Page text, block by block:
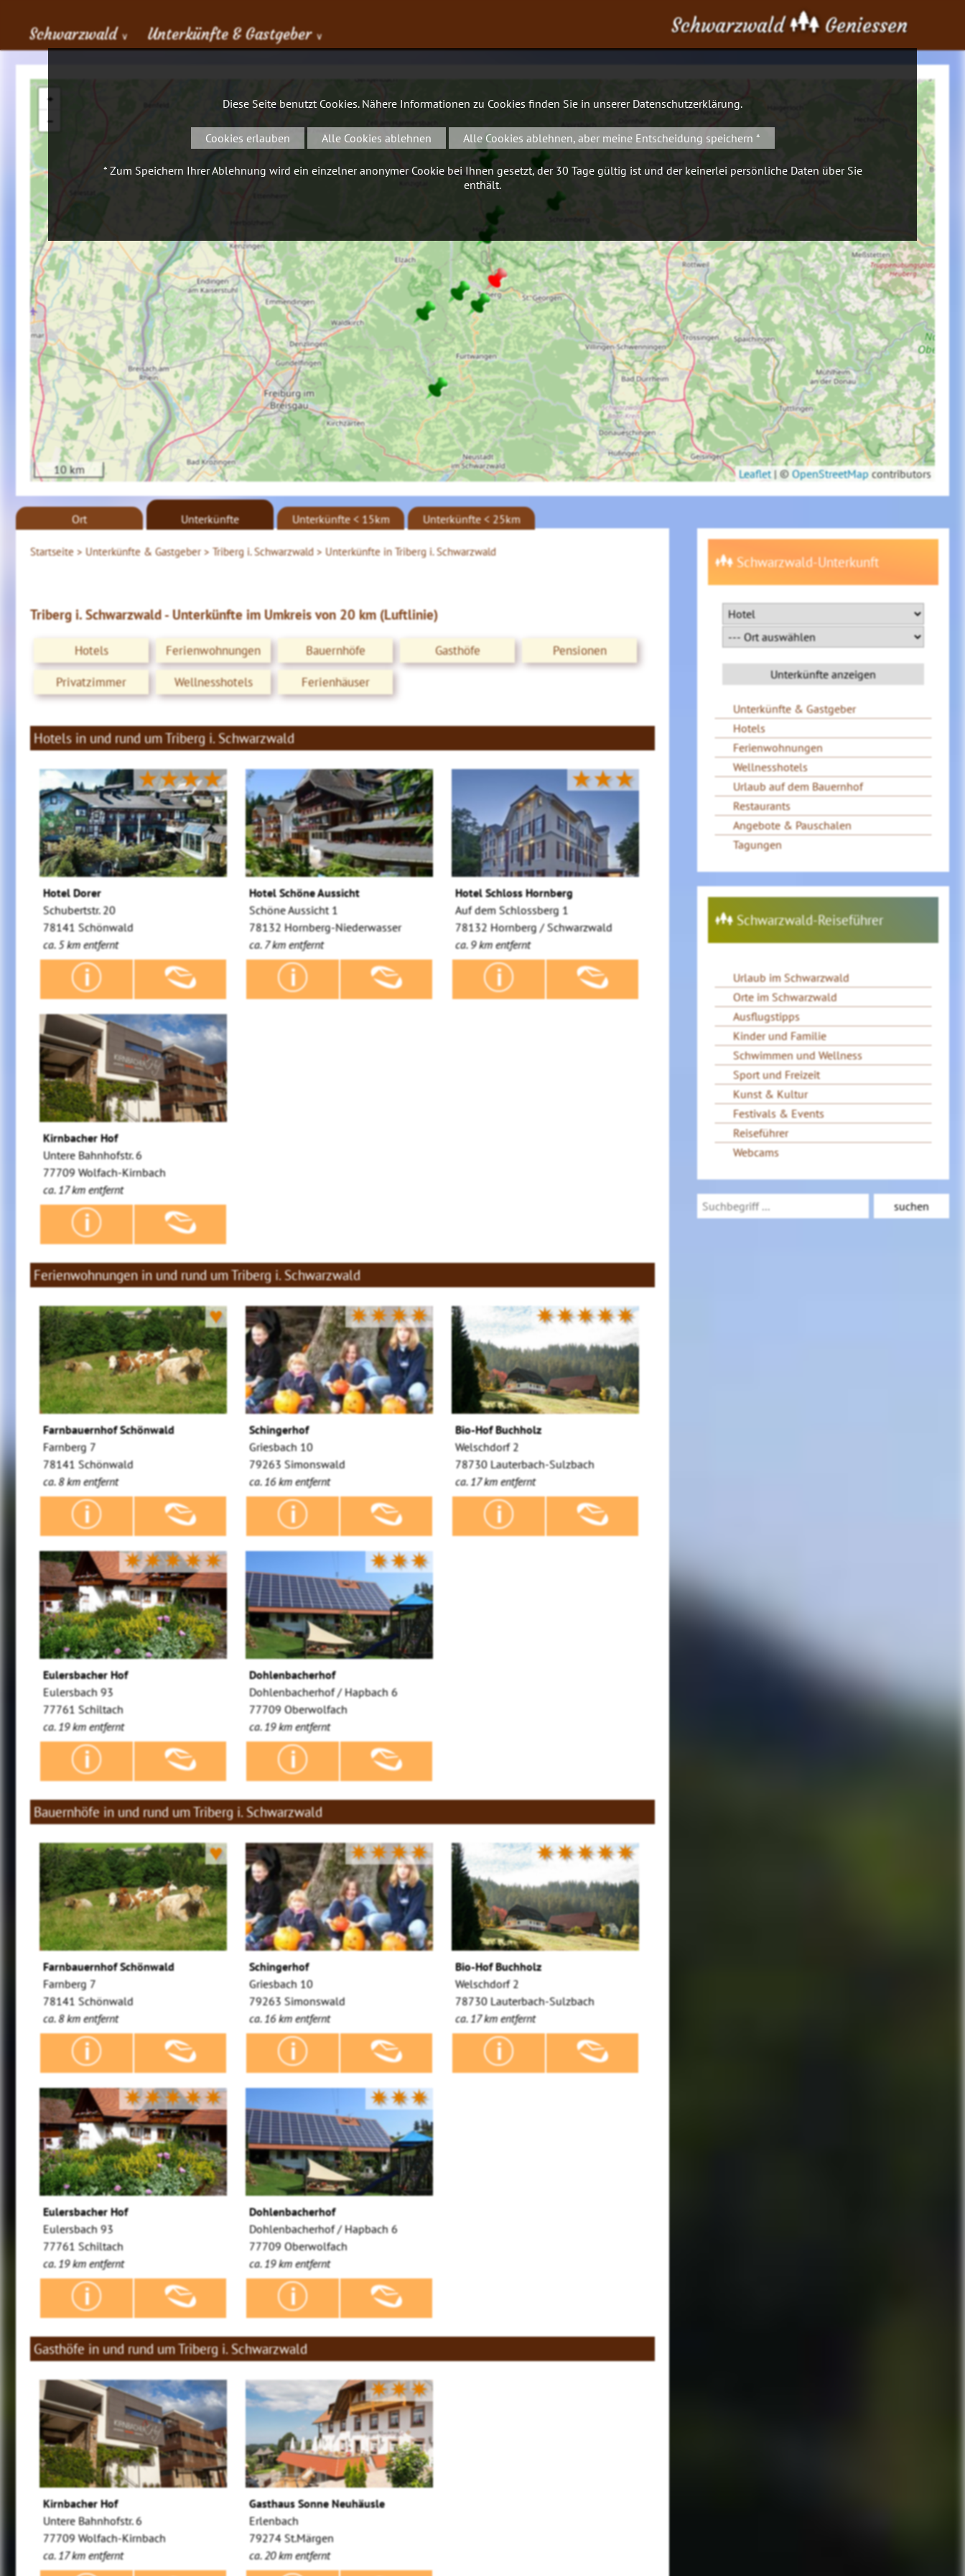
Schwarzwald ∨ Unterkünfte & Gastgeber ∨ Schwarzwald Geniessen
+
−
10 km Leaflet |©OpenStreetMap contributors
Startseite > Unterkünfte & Gastgeber > Triberg i. Schwarzwald > Unterkünfte in Triberg i. Schwarzwald
Ort Unterkünfte Unterkünfte < 15km Unterkünfte < 25km
Triberg i. Schwarzwald - Unterkünfte im Umkreis von 20 km (Luftlinie)
Hotels Ferienwohnungen Bauernhöfe Gasthöfe
Pensionen
Privatzimmer
Wellnesshotels Ferienhäuser
Hotels in und rund um Triberg i. Schwarzwald
★★★★
Hotel Dorer
Schubertstr. 20
78141 Schönwald
ca. 5 km entfernt
Hotel Schöne Aussicht
Schöne Aussicht 1
78132 Hornberg-Niederwasser
ca. 7 km entfernt
★★★
Hotel Schloss Hornberg
Auf dem Schlossberg 1
78132 Hornberg / Schwarzwald
ca. 9 km entfernt
Kirnbacher Hof
Untere Bahnhofstr. 6
77709 Wolfach-Kirnbach
ca. 17 km entfernt
Ferienwohnungen in und rund um Triberg i. Schwarzwald
♥
Farnbauernhof Schönwald
Farnberg 7
78141 Schönwald
ca. 8 km entfernt
✷✷✷✷
Schingerhof
Griesbach 10
79263 Simonswald
ca. 16 km entfernt
✷✷✷✷✷
Bio-Hof Buchholz
Welschdorf 2
78730 Lauterbach-Sulzbach
ca. 17 km entfernt
✷✷✷✷✷
Eulersbacher Hof
Eulersbach 93
77761 Schiltach
ca. 19 km entfernt
✷✷✷
Dohlenbacherhof
Dohlenbacherhof / Hapbach 6
77709 Oberwolfach
ca. 19 km entfernt
Bauernhöfe in und rund um Triberg i. Schwarzwald
♥
Farnbauernhof Schönwald
Farnberg 7
78141 Schönwald
ca. 8 km entfernt
✷✷✷✷
Schingerhof
Griesbach 10
79263 Simonswald
ca. 16 km entfernt
✷✷✷✷✷
Bio-Hof Buchholz
Welschdorf 2
78730 Lauterbach-Sulzbach
ca. 17 km entfernt
✷✷✷✷✷
Eulersbacher Hof
Eulersbach 93
77761 Schiltach
ca. 19 km entfernt
✷✷✷
Dohlenbacherhof
Dohlenbacherhof / Hapbach 6
77709 Oberwolfach
ca. 19 km entfernt
Gasthöfe in und rund um Triberg i. Schwarzwald
Kirnbacher Hof
Untere Bahnhofstr. 6
77709 Wolfach-Kirnbach
ca. 17 km entfernt
✷✷✷
Gasthaus Sonne Neuhäusle
Erlenbach
79274 St.Märgen
ca. 20 km entfernt
Schwarzwald-Unterkunft
Unterkünfte & Gastgeber
Hotels
Ferienwohnungen
Wellnesshotels
Urlaub auf dem Bauernhof
Restaurants
Angebote & Pauschalen
Tagungen
Schwarzwald-Reiseführer
Urlaub im Schwarzwald
Orte im Schwarzwald
Ausflugstipps
Kinder und Familie
Schwimmen und Wellness
Sport und Freizeit
Kunst & Kultur
Festivals & Events
Reiseführer
Webcams
Diese Seite benutzt Cookies. Nähere Informationen zu Cookies finden Sie in unserer Datenschutzerklärung.
Cookies erlauben Alle Cookies ablehnen Alle Cookies ablehnen, aber meine Entscheidung speichern *
* Zum Speichern Ihrer Ablehnung wird ein einzelner anonymer Cookie bei Ihnen gesetzt, der 30 Tage gültig ist und der keinerlei persönliche Daten über Sie
enthält.